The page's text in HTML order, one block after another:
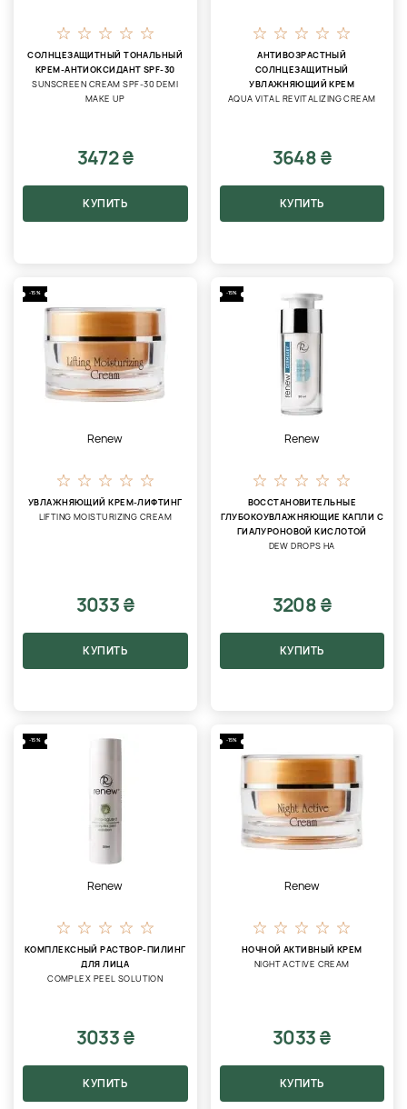
СОЛНЦЕЗАЩИТНЫЙ ТОНАЛЬНЫЙ
КРЕМ-АНТИОКСИДАНТ SPF-30
SUNSCREEN CREAM SPF-30 DEMI
MAKE UP
3472 ₴
КУПИТЬ
АНТИВОЗРАСТНЫЙ
СОЛНЦЕЗАЩИТНЫЙ
УВЛАЖНЯЮЩИЙ КРЕМ
AQUA VITAL REVITALIZING CREAM
3648 ₴
КУПИТЬ
-15%
Renew
УВЛАЖНЯЮЩИЙ КРЕМ-ЛИФТИНГ
LIFTING MOISTURIZING CREAM
3033 ₴
КУПИТЬ
-15%
Renew
ВОССТАНОВИТЕЛЬНЫЕ
ГЛУБОКОУВЛАЖНЯЮЩИЕ КАПЛИ С
ГИАЛУРОНОВОЙ КИСЛОТОЙ
DEW DROPS HA
3208 ₴
КУПИТЬ
-15%
Renew
КОМПЛЕКСНЫЙ РАСТВОР-ПИЛИНГ
ДЛЯ ЛИЦА
COMPLEX PEEL SOLUTION
3033 ₴
КУПИТЬ
-15%
Renew
НОЧНОЙ АКТИВНЫЙ КРЕМ
NIGHT ACTIVE CREAM
3033 ₴
КУПИТЬ